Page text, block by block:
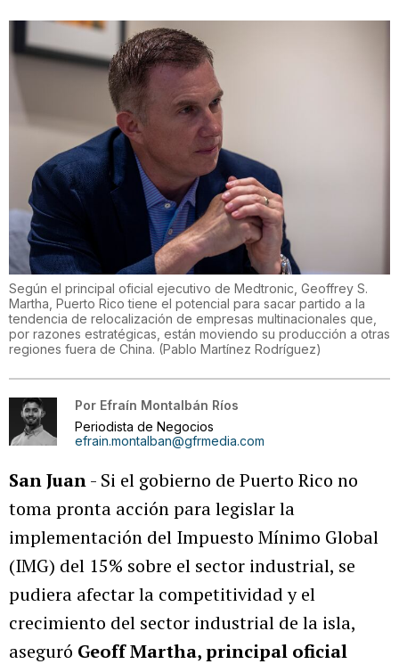
Según el principal oficial ejecutivo de Medtronic, Geoffrey S.
Martha, Puerto Rico tiene el potencial para sacar partido a la
tendencia de relocalización de empresas multinacionales que,
por razones estratégicas, están moviendo su producción a otras
regiones fuera de China. (Pablo Martínez Rodríguez)
Por Efraín Montalbán Ríos
Periodista de Negocios
efrain.montalban@gfrmedia.com
San Juan- Si el gobierno de Puerto Rico no
toma pronta acción para legislar la
implementación del Impuesto Mínimo Global
(IMG) del 15% sobre el sector industrial, se
pudiera afectar la competitividad y el
crecimiento del sector industrial de la isla,
aseguró Geoff Martha, principal oficial